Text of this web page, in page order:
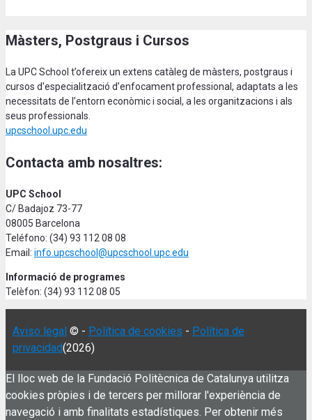
Màsters, Postgraus i Cursos
La UPC School t’ofereix un extens catàleg de màsters, postgraus i
cursos d'especialització d’enfocament professional, adaptats a les
necessitats de l’entorn econòmic i social, a les organitzacions i als
seus professionals.
upcschool.upc.edu
Contacta amb nosaltres:
UPC School
C/ Badajoz 73-77
08005 Barcelona
Teléfono: (34) 93 112 08 08
Email: info.upcschool@upcschool.upc.edu
Informació de programes
Telèfon: (34) 93 112 08 05
Aviso legal © - Política de cookies - Política de
privacidad(2026)
El lloc web de la Fundació Politècnica de Catalunya utilitza
cookies pròpies i de tercers per millorar l'experiència de
navegació i amb finalitats estadístiques. Per obtenir més